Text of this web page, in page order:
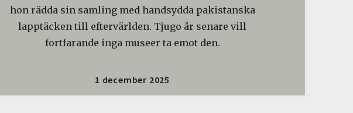
hon rädda sin samling med handsydda pakistanska
lapptäcken till eftervärlden. Tjugo år senare vill
fortfarande inga museer ta emot den.
1 december 2025